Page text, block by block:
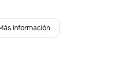
información